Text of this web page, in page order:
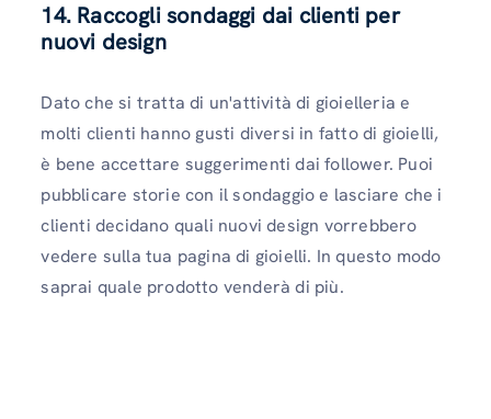
14. Raccogli sondaggi dai clienti per
nuovi design
Dato che si tratta di un'attività di gioielleria e
molti clienti hanno gusti diversi in fatto di gioielli,
è bene accettare suggerimenti dai follower. Puoi
pubblicare storie con il sondaggio e lasciare che i
clienti decidano quali nuovi design vorrebbero
vedere sulla tua pagina di gioielli. In questo modo
saprai quale prodotto venderà di più.